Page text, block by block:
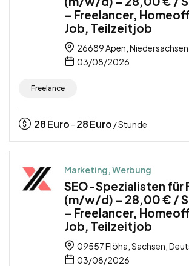
– Freelancer,
Job, Teilzeitjob
26689 Apen,
03/08/2026
Freelance
28Euro - 28Euro / Stunde
Marketing, Werbung
SEO-Spezialisten für
(m/w/d) – 28,00 € /
– Freelancer,
Job, Teilzeitjob
09557 Flöha, Sachsen,
03/08/2026